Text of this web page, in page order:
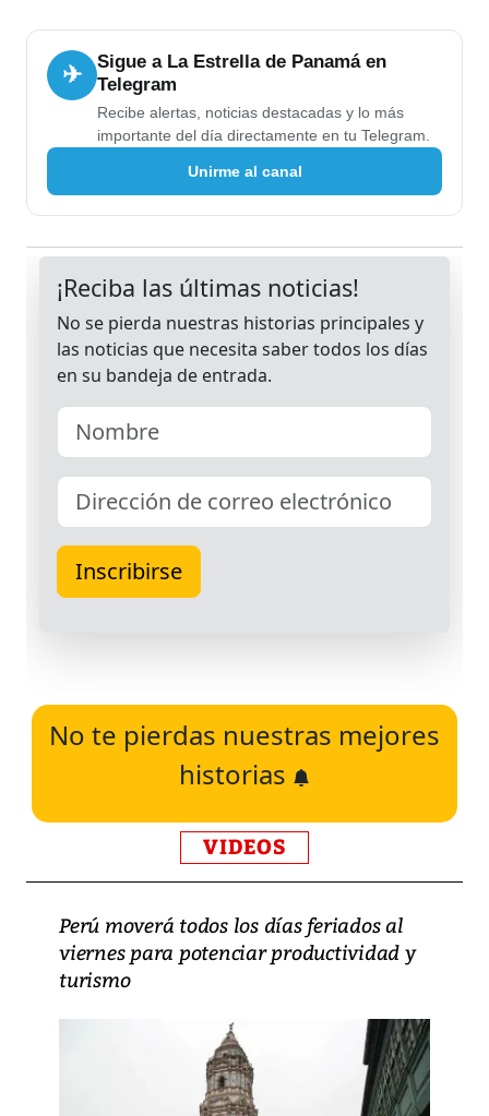
✈
Sigue a La Estrella de Panamá en
Telegram
Recibe alertas, noticias destacadas y lo más
importante del día directamente en tu Telegram.
Unirme al canal
No te pierdas nuestras mejores
historias
VIDEOS
Perú moverá todos los días feriados al
viernes para potenciar productividad y
turismo